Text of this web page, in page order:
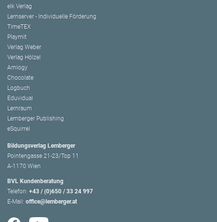
elk Verlag
Lernserver - Individuelle Förderung
TimeTEX
Playmit
Verlag Weber
Verlag Hölzel
Amlogy
Chocolate
Logbuch
Eduvidual
Lernraum
Lemberger Publishing
eSquirrel
Bildungsverlag Lemberger
Pointengasse 21-23/Top 11
A-1170 Wien
BVL Kundenberatung
Telefon: +43 / (0)650 / 33 24 997
E-Mail: office@lemberger.at